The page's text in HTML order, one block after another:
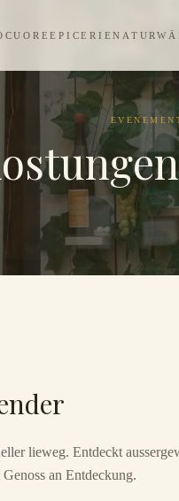
EPICERIE
lieweg. Entdeckt
an Entdeckung.